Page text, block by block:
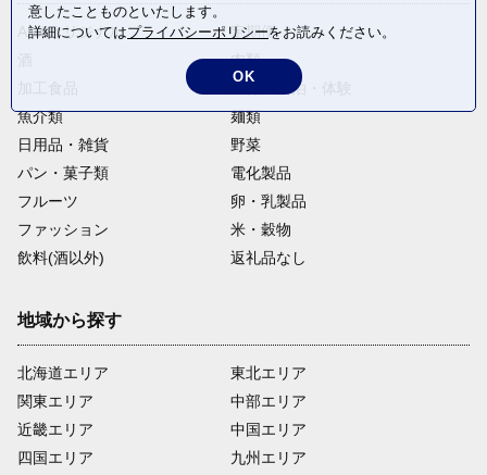
ANAオリジナル
定期便
肉類
旅行・宿泊・体験
魚介類
麺類
日用品・雑貨
野菜
パン・菓子類
電化製品
フルーツ
卵・乳製品
ファッション
米・穀物
飲料(酒以外)
返礼品なし
地域から探す
北海道エリア
関東エリア
近畿エリア
四国エリア
東北エリア
中部エリア
中国エリア
九州エリア
意したことものといたします。
詳細についてはプライバシーポリシーをお読みください。
OK